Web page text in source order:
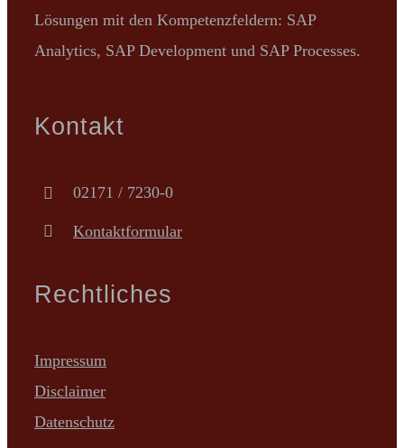
Lösungen mit den Kompetenzfeldern: SAP
Analytics, SAP Development und SAP Processes.
Kontakt
02171 / 7230-0
Kontaktformular
Rechtliches
Impressum
Disclaimer
Datenschutz